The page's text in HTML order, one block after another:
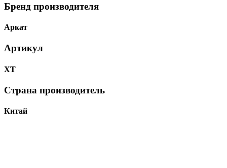
Бренд производителя
Аркат
Артикул
ХТ
Страна производитель
Китай